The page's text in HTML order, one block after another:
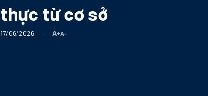
thực từ cơ sở
17/06/2026 A+A-